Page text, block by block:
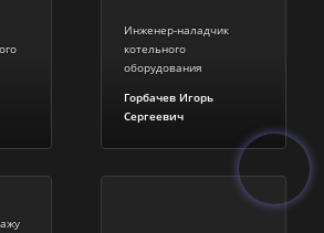
Инженер-наладчик
котельного
оборудования
Горбачев Игорь
Сергеевич